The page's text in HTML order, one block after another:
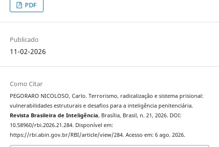
PDF
Publicado
11-02-2026
Como Citar
PEGORARO NICOLOSO, Carlo. Terrorismo, radicalização e sistema prisional:
vulnerabilidades estruturais e desafios para a inteligência penitenciária.
Revista Brasileira de Inteligência, Brasília, Brasil, n. 21, 2026. DOI:
10.58960/rbi.2026.21.284. Disponível em:
https://rbi.abin.gov.br/RBI/article/view/284. Acesso em: 6 ago. 2026.